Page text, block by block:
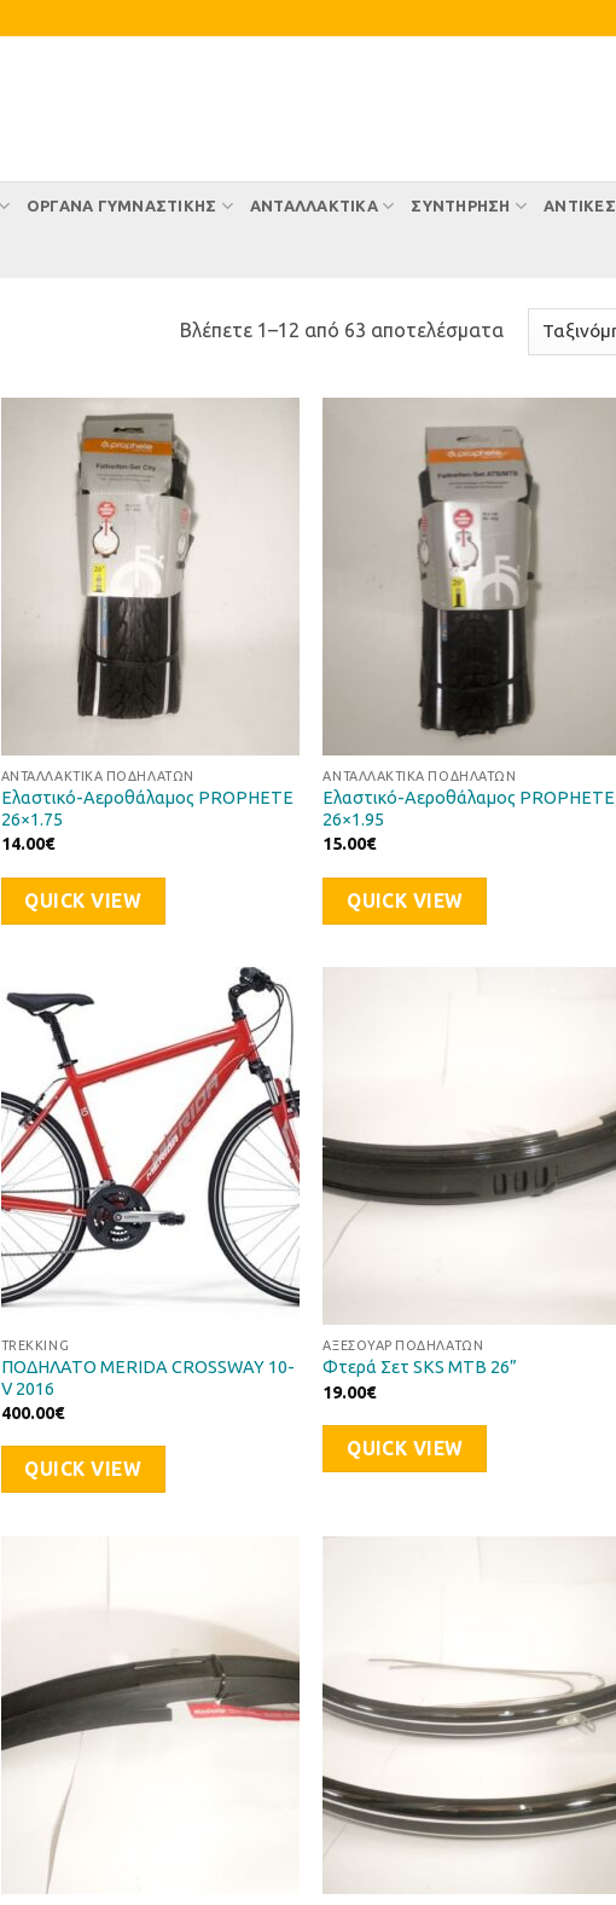
ΟΡΓΑΝΑ ΓΥΜΝΑΣΤΙΚΗΣ ΑΝΤΑΛΛΑΚΤΙΚΑ ΣΥΝΤΉΡΗΣΗ ΑΝΤΊΚΕΣ
Βλέπετε 1–12 από 63 αποτελέσματαSorted
ΑΝΤΑΛΛΑΚΤΙΚΆ ΠΟΔΗΛΆΤΩΝ
Ελαστικό-Αεροθάλαμος PROPHETE
26×1.75
14.00€
QUICK VIEW
στη Λίστα
ΑΝΤΑΛΛΑΚΤΙΚΆ ΠΟΔΗΛΆΤΩΝ
Ελαστικό-Αεροθάλαμος PROPHETE
26×1.95
15.00€
QUICK VIEW
Προσθήκη
στη Λίστα
Επιθυμιών
TREKKING
ΠΟΔΗΛΑΤΟ MERIDA CROSSWAY 10-
V 2016
400.00€
QUICK VIEW
ΑΞΕΣΟΥΆΡ ΠΟΔΗΛΆΤΩΝ
Φτερά Σετ SKS MTB 26”
19.00€
QUICK VIEW
Επιθυμιών